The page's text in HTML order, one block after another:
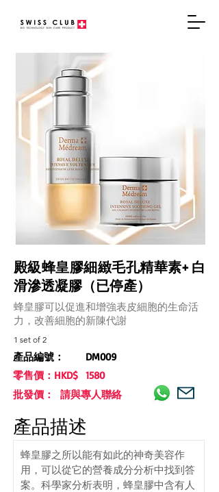
殿級蜂皇膠細緻毛孔精華素+ 白
滑滲透凝膠（已停產）
蜂皇膠可以促進和增強表皮細胞的生命活
力，改善細胞的新陳代謝
1 set of 2
產品編號：
DM009
零售價：HKD$ 1580
批發價： 請與專人聯絡
產品描述
蜂皇膠之所以能有如此的神奇美容作
用，可以從它的營養成分分析中找到答
案。科學家分析表明，蜂皇膠中含有人